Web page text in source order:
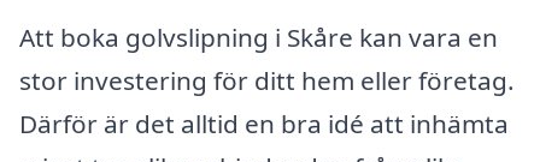
Att boka golvslipning i Skåre kan vara en
stor investering för ditt hem eller företag.
Därför är det alltid en bra idé att inhämta